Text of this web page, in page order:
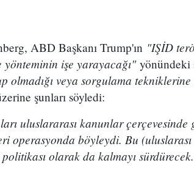
ABD Başkanı Trump'ın "IŞİD
işe yarayacağı" yönündeki
olmadığı veya sorgulama
şunları söyledi:
uluslararası kanunlar
operasyonda böyleydi. Bu
olarak da kalmayı